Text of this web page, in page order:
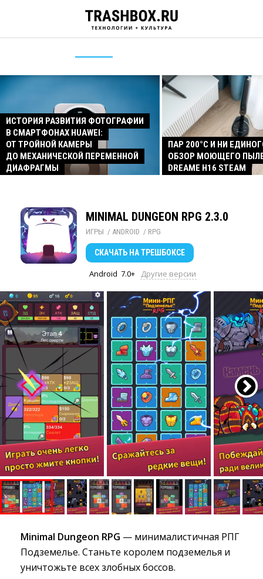
ИСТОРИЯ РАЗВИТИЯ ФОТОГРАФИИ
В СМАРТФОНАХ HUAWEI:
ОТ ТРОЙНОЙ КАМЕРЫ
ДО МЕХАНИЧЕСКОЙ ПЕРЕМЕННОЙ
ДИАФРАГМЫ
ПАР 200°C И НИ
ОБЗОР МОЮЩЕГО
DREAME H16 STEAM
MINIMAL DUNGEON RPG 2.3.0
ИГРЫ / ANDROID / RPG
СКАЧАТЬ НА ТРЕШБОКСЕ
Android 7.0+ Другие версии
Minimal Dungeon RPG — минималистичная РПГ
Подземелье. Станьте королем подземелья и
уничтожьте всех злобных боссов.